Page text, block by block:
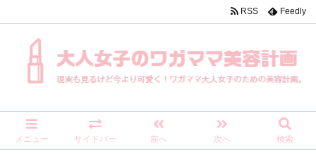
メニュー サイドバー 前へ 次へ 検索
RSS Feedly